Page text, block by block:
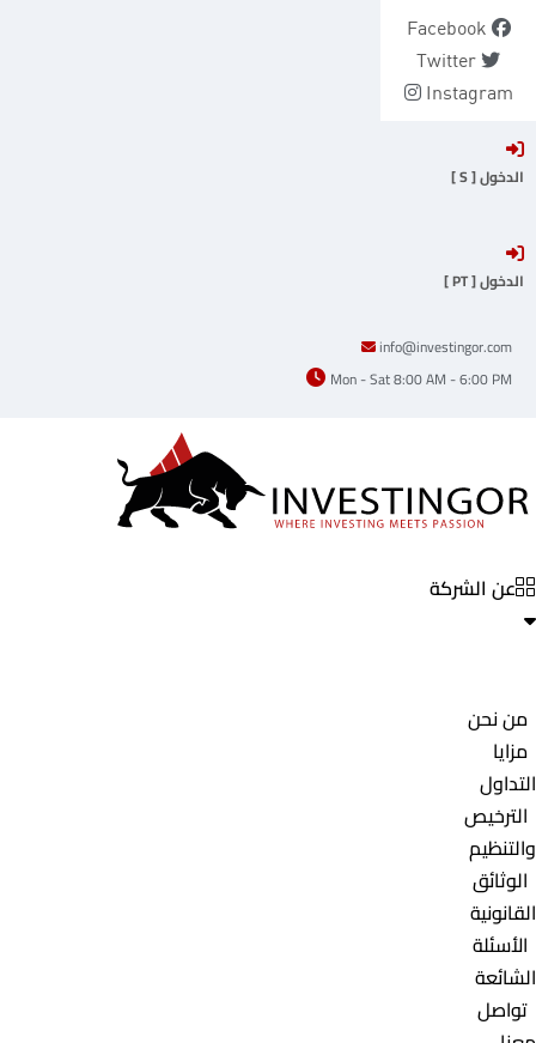
content
Facebook
Twitter
Instagram
الدخول [ S ]
الدخول [ PT ]
info@investingor.com
Mon - Sat 8:00 AM - 6:00 PM
عن الشركة
من نحن
مزايا
التداول
الترخيص
والتنظيم
الوثائق
القانونية
الأسئلة
الشائعة
تواصل